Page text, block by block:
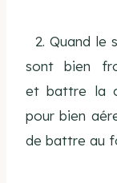
2. Quand le
sont bien
et battre la
pour bien
de battre au